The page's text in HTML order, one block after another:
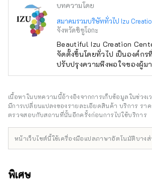
บทความโดย
สมาคมรวมบริษัททั่วไป Izu
จังหวัดชิซูโอกะ
Beautiful Izu Creation
จัดตั้งขึ้นโดยทั่วไป เป็นองค์กร
ปรับปรุงความพึงพอใจของผู้ม
อาศัยในอุทยานธรณีคาบสมุท
ส่งเสริมการท่องเที่ยวในคาบ
อนุรักษ์อุทยานธรณีคาบสมุทร
การพัฒนาที่ยั่งยืน เรายังทำงาน
ภูมิภาค
เนื้อหาในบทความนี้อ้างอิงจากการเก็บข้อมูลในช่วง
มีการเปลี่ยนแปลงของรายละเอียดสินค้า บริการ รา
ตรวจสอบกับสถานที่นั้นอีกครั้งก่อนการไปใช้บริการ
หน้าเว็บไซต์นี้ใช้เครื่องมือแปลภาษาอัตโนมัติบาง
พิเศษ